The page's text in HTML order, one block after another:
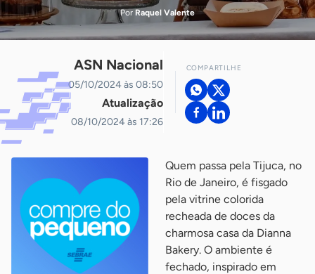
Por Raquel Valente
ASN Nacional
05/10/2024 às 08:50
Atualização
08/10/2024 às 17:26
COMPARTILHE
Quem passa pela Tijuca, no
Rio de Janeiro, é fisgado
pela vitrine colorida
recheada de doces da
charmosa casa da Dianna
Bakery. O ambiente é
fechado, inspirado em